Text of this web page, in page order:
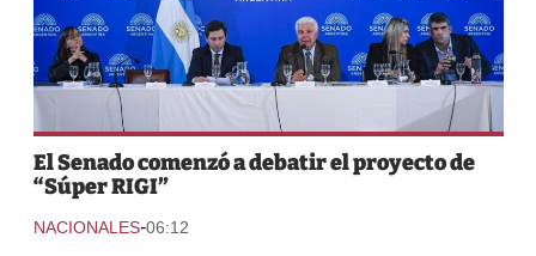
El Senado comenzó a debatir el proyecto de
“Súper RIGI”
NACIONALES-06:12